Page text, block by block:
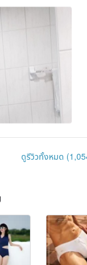
ดูรีวิวทั้งหมด